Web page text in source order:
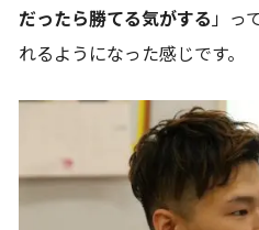
だったら勝てる気がする」っ
れるようになった感じです。